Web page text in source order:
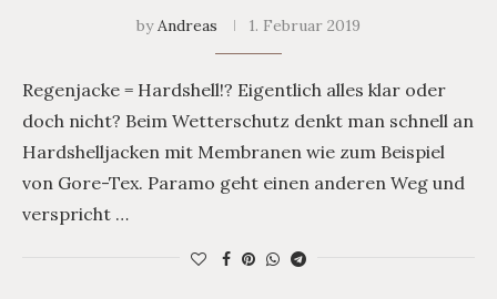
by Andreas 1. Februar 2019
Regenjacke = Hardshell!? Eigentlich alles klar oder
doch nicht? Beim Wetterschutz denkt man schnell an
Hardshelljacken mit Membranen wie zum Beispiel
von Gore-Tex. Paramo geht einen anderen Weg und
verspricht …